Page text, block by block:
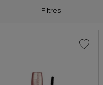
Filtres